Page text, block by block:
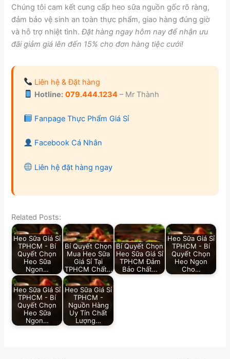
Chúng tôi cam kết cung cấp heo sữa nguồn gốc rõ ràng,
đảm bảo vệ sinh an toàn thực phẩm, giao hàng đúng giờ
và hỗ trợ nhiệt tình.Đặt hàng ngay hôm nay để nhận ưu
đãi giảm giá lên đến 15% cho đơn hàng tiệc cưới!
Liên hệ & Đặt hàng
Hotline: 079.444.1234 – Mr Thành
Fanpage Thực Phẩm Giá Sỉ
Facebook Cá Nhân
Liên hệ đặt hàng ngay
Related Posts:
Heo Sữa Giá Sỉ
TPHCM - Bí
Quyết Chọn
Heo Sữa
Ngon…
Bí Quyết Chọn
Mua Heo Sữa
Giá Sỉ Tại
TPHCM Chất…
Bí Quyết Chọn
Heo Sữa Giá Sỉ
TPHCM Đảm
Bảo Chất…
Heo Sữa Giá Sỉ
TPHCM - Bí
Quyết Chọn
Heo Ngon
Cho…
Heo Sữa Giá Sỉ
TPHCM - Bí
Quyết Chọn
Heo Sữa
Ngon…
Heo Sữa Giá Sỉ
TPHCM -
Nguồn Hàng
Uy Tín Chất
Lượng…